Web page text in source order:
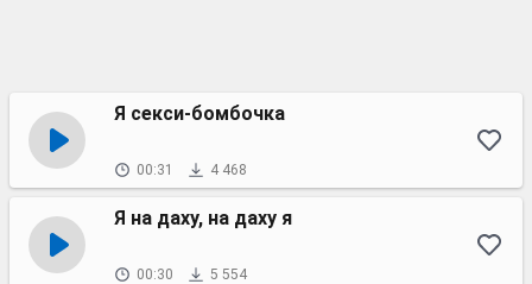
Я секси-бомбочка
00:31 4 468
Я на даху, на даху я
00:30 5 554